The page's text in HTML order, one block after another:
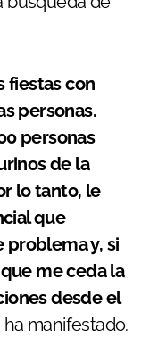
fiestas con
personas.
personas
de la
lo tanto, le
que
y, si
me ceda la
desde el
ha manifestado.